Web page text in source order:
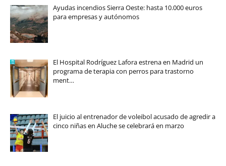
Ayudas incendios Sierra Oeste: hasta 10.000 euros
para empresas y autónomos
El Hospital Rodríguez Lafora estrena en Madrid un
programa de terapia con perros para trastorno
ment…
El juicio al entrenador de voleibol acusado de agredir a
cinco niñas en Aluche se celebrará en marzo